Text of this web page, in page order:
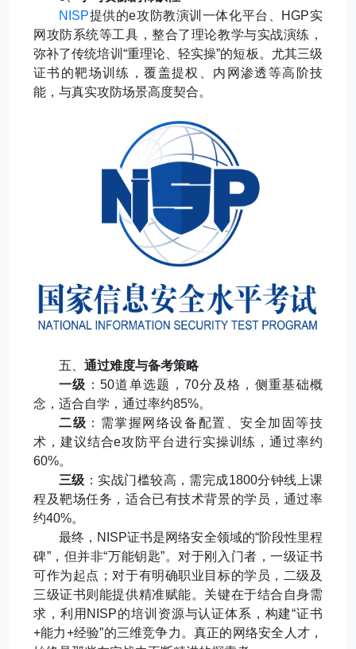
NISP提供的e攻防教演训一体化平台、 HGP实
网攻防系统等工具，整合了理论教学与实战演练，
弥补了传统培训 “重理论、轻实操”的短板。尤其三级
证书的靶场训练，覆盖提权、内网渗透等高阶技
能，与真实攻防场景高度契合。
五、 通过难度与备考策略
一级 ：50道单选题，70分及格，侧重基础概
念，适合自学，通过率约85%。
二级 ：需掌握网络设备配置、安全加固等技
术，建议结合e攻防平台进行实操训练，通过率约
60%。
三级 ：实战门槛较高，需完成1800分钟线上课
程及靶场任务，适合已有技术背景的学员，通过率
约40%。
最终， NISP证书是网络安全领域的“阶段性里程
碑”，但并非“万能钥匙”。对于刚入门者，一级证书
可作为起点；对于有明确职业目标的学员，二级及
三级证书则能提供精准赋能。关键在于结合自身需
求，利用 NISP的培训资源与认证体系，构建“证书
+能力+经验”的三维竞争力。真正的网络安全人才，